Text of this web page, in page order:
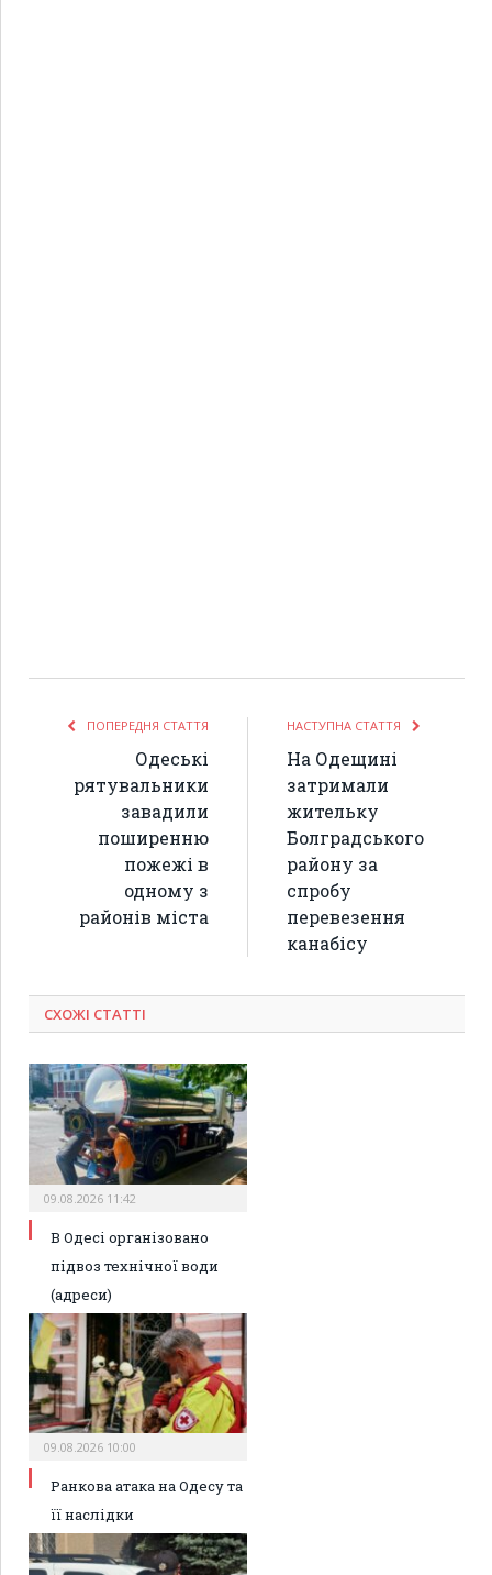
ПОПЕРЕДНЯ СТАТТЯ
Одеські
рятувальники
завадили
поширенню
пожежі в
одному з
районів міста
НАСТУПНА СТАТТЯ
На Одещині
затримали
жительку
Болградського
району за
спробу
перевезення
канабісу
СХОЖІ СТАТТІ
09.08.2026 11:42
В Одесі організовано
підвоз технічної води
(адреси)
09.08.2026 10:00
Ранкова атака на Одесу та
її наслідки